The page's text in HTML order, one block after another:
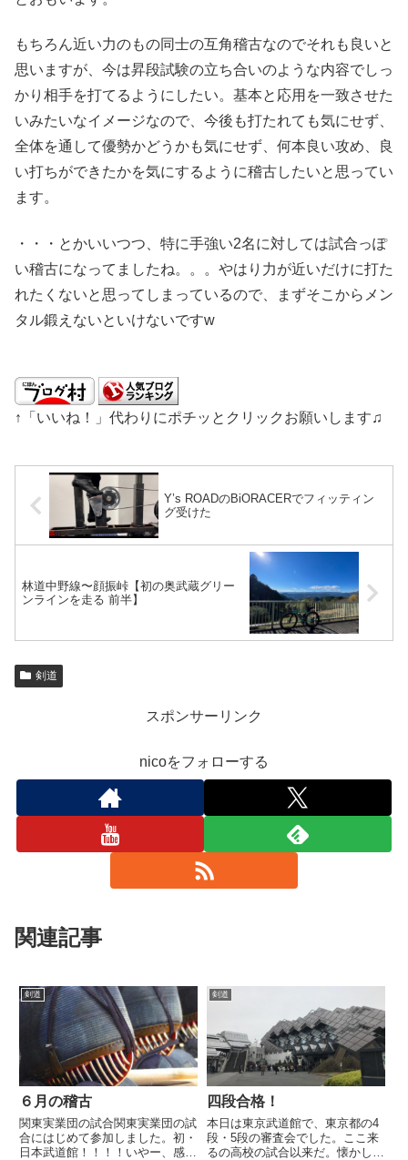
もちろん近い力のもの同士の互角稽古なのでそれも良いと
思いますが、今は昇段試験の立ち合いのような内容でしっ
かり相手を打てるようにしたい。基本と応用を一致させた
いみたいなイメージなので、今後も打たれても気にせず、
全体を通して優勢かどうかも気にせず、何本良い攻め、良
い打ちができたかを気にするように稽古したいと思ってい
ます。
・・・とかいいつつ、特に手強い2名に対しては試合っぽ
い稽古になってましたね。。。やはり力が近いだけに打た
れたくないと思ってしまっているので、まずそこからメン
タル鍛えないといけないですw
↑「いいね！」代わりにポチッとクリックお願いします♫
Y’s ROADのBiORACERでフィッティン
グ受けた
林道中野線〜顔振峠【初の奥武蔵グリー
ンラインを走る 前半】
剣道
スポンサーリンク
nicoをフォローする
関連記事
剣道
６月の稽古
関東実業団の試合関東実業団の試
合にはじめて参加しました。初・
日本武道館！！！！いやー、感動
剣道
四段合格！
本日は東京武道館で、東京都の4
段・5段の審査会でした。ここ来
るの高校の試合以来だ。懐かしい